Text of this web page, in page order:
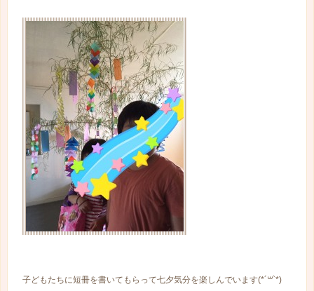
子どもたちに短冊を書いてもらって七夕気分を楽しんでいます(*´꒳`*)